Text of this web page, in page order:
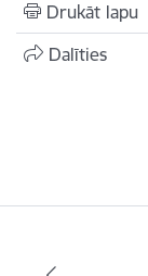
Drukāt lapu
Dalīties